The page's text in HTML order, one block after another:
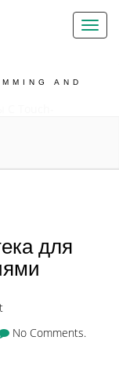
Toggle
AND
Touch-
для
No Comments.